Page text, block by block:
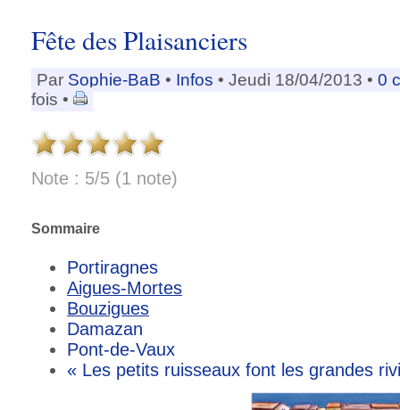
Fête des Plaisanciers
Par Sophie-BaB • Infos • Jeudi 18/04/2013 • 0
fois •
Note : 5/5 (1 note)
Sommaire
Portiragnes
Aigues-Mortes
Bouzigues
Damazan
Pont-de-Vaux
« Les petits ruisseaux font les grandes